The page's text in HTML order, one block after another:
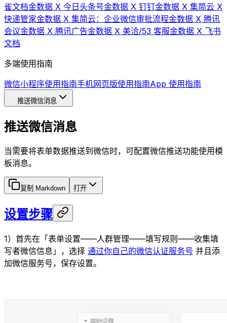
雀文档金数据 X 今日头条号金数据 X 钉钉金数据 X 集简云 X
快递管家金数据 X 集简云：企业微信审批流程金数据 X 腾讯
会议金数据 X 腾讯广告金数据 X 美洽/53 客服金数据 X 飞书
文档
多端使用指南
微信小程序使用指南手机网页版使用指南App 使用指南
推送微信消息
推送微信消息
当需要将表单数据推送到微信时，可配置微信推送功能使用模
板消息。
复制 Markdown 打开
设置步骤
1）首先在「表单设置——人群管理——填写规则——收集填
写者微信信息」，选择 通过你自己的微信认证服务号 并且添
加微信服务号，保存设置。